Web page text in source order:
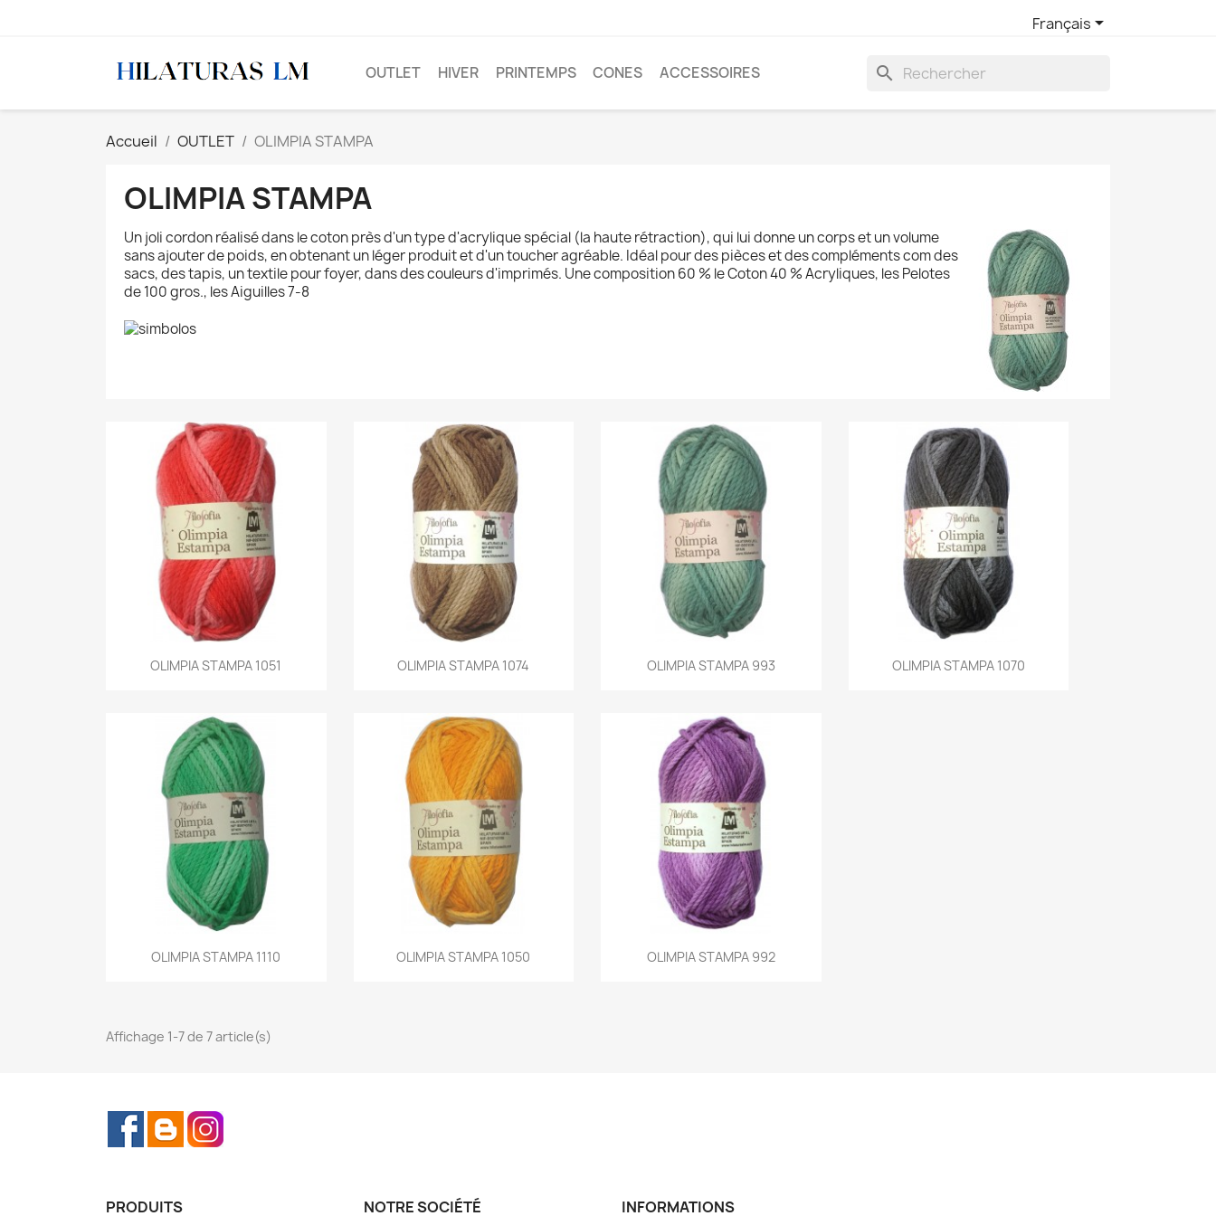
Français
OUTLET HIVER PRINTEMPS CONES ACCESSOIRES search
Accueil OUTLET OLIMPIA STAMPA
OLIMPIA STAMPA
Un joli cordon réalisé dans le coton près d'un type d'acrylique spécial (la haute rétraction), qui lui donne un corps et un volume
sans ajouter de poids, en obtenant un léger produit et d'un toucher agréable. Idéal pour des pièces et des compléments com des
sacs, des tapis, un textile pour foyer, dans des couleurs d'imprimés. Une composition 60 % le Coton 40 % Acryliques, les Pelotes
de 100 gros., les Aiguilles 7-8
OLIMPIA STAMPA 1051
Aperçu rapide OLIMPIA STAMPA 1074
Aperçu rapide OLIMPIA STAMPA 993
Aperçu rapide OLIMPIA STAMPA 1070
Aperçu rapide
OLIMPIA STAMPA 1110
Aperçu rapide OLIMPIA STAMPA 1050
Aperçu rapide OLIMPIA STAMPA 992
Aperçu rapide
Affichage 1-7 de 7 article(s)
Facebook
Rss
PRODUITS NOTRE SOCIÉTÉ INFORMATIONS